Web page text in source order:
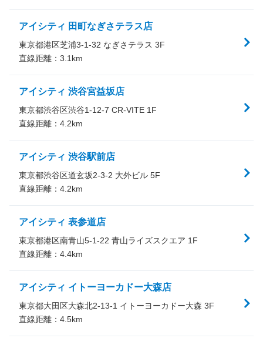
アイシティ 田町なぎさテラス店
東京都港区芝浦3-1-32 なぎさテラス 3F
直線距離： 3.1 km
アイシティ 渋谷宮益坂店
東京都渋谷区渋谷1-12-7 CR-VITE 1F
直線距離： 4.2km
アイシティ 渋谷駅前店
東京都渋谷区道玄坂2-3-2 大外ビル 5F
直線距離： 4.2km
アイシティ 表参道店
東京都港区南青山5-1-22 青山ライズスクエア 1F
直線距離： 4.4km
アイシティ イトーヨーカドー大森店
東京都大田区大森北2-13-1 イトーヨーカドー大森 3F
直線距離： 4.5km